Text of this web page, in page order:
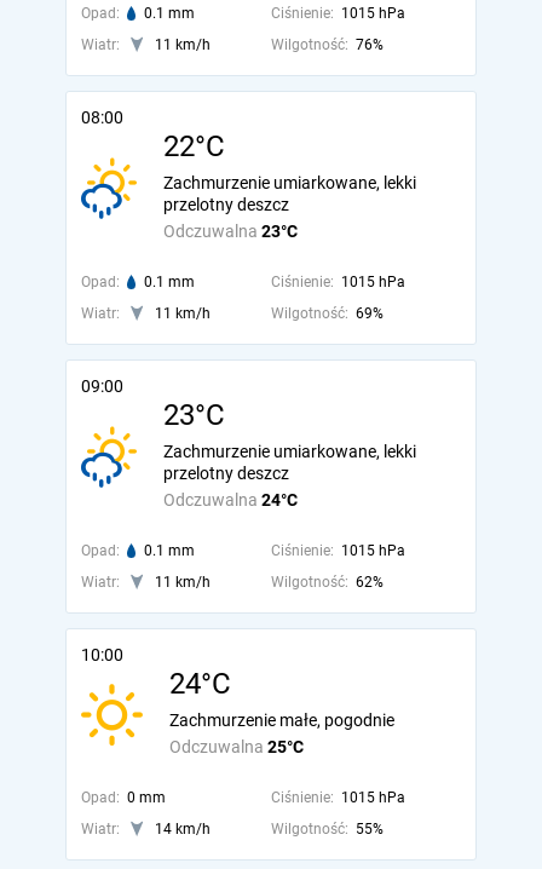
Opad: 0.1 mm Ciśnienie: 1015 hPa
Wiatr:
11 km/h Wilgotność: 76%
08:00
22°C
Odczuwalna 23°C
Zachmurzenie umiarkowane, lekki
przelotny deszcz
Opad: 0.1 mm Ciśnienie: 1015 hPa
Wiatr:
11 km/h Wilgotność: 69%
09:00
23°C
Odczuwalna 24°C
Zachmurzenie umiarkowane, lekki
przelotny deszcz
Opad: 0.1 mm Ciśnienie: 1015 hPa
Wiatr:
11 km/h Wilgotność: 62%
10:00
24°C
Odczuwalna 25°C
Zachmurzenie małe, pogodnie
Opad: 0 mm Ciśnienie: 1015 hPa
Wiatr:
14 km/h Wilgotność: 55%